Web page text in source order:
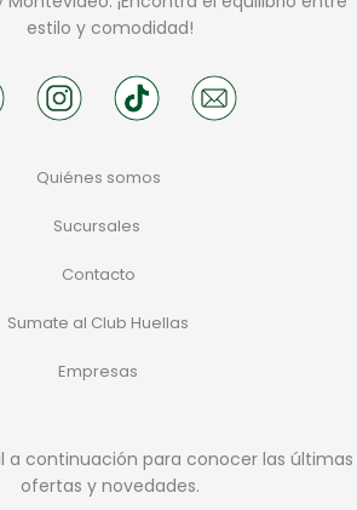
estilo y comodidad!
Quiénes somos
Sucursales
Contacto
Sumate al Club Huellas
Empresas
a continuación para conocer las últimas
ofertas y novedades.